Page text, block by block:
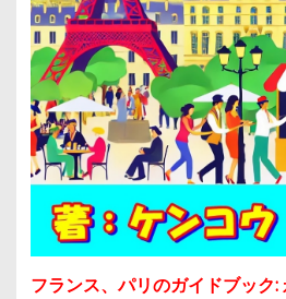
フランス、パリのガイドブック